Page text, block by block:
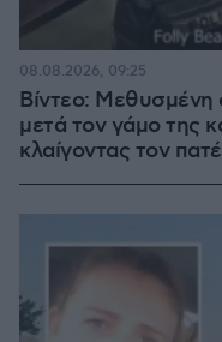
Βίντεο:
μετά τον γάμο της
κλαίγοντας τον
08.08.2026, 09:25